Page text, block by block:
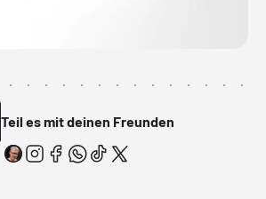
Teil es mit deinen Freunden